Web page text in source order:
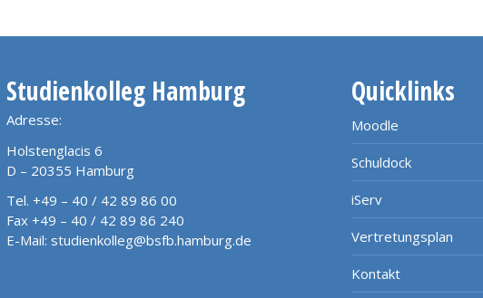
Studienkolleg Hamburg
Adresse:
Holstenglacis 6
D – 20355 Hamburg
Tel. +49 – 40 / 42 89 86 00
Fax +49 – 40 / 42 89 86 240
E-Mail: studienkolleg@bsfb.hamburg.de
Quicklinks
Moodle
Schuldock
iServ
Vertretungsplan
Kontakt